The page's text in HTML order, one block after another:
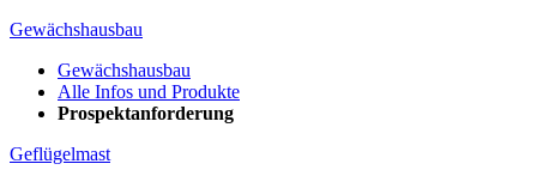
Gewächshausbau
Gewächshausbau
Alle Infos und Produkte
Prospektanforderung
Geflügelmast